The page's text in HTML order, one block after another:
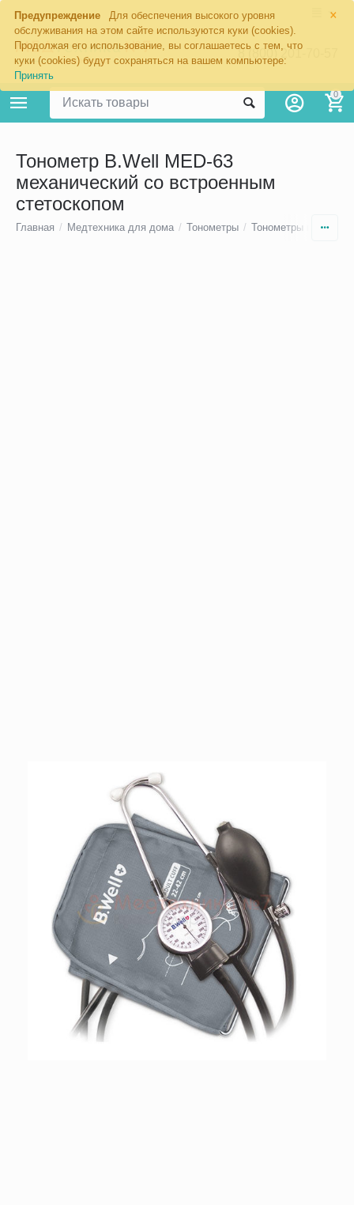
×
Предупреждение
Для обеспечения высокого уровня
обслуживания на этом сайте используются куки (cookies).
Продолжая его использование, вы соглашаетесь с тем, что
куки (cookies) будут сохраняться на вашем компьютере:
Принять
8 (800) 201-70-57
0
Тонометр B.Well MED-63
механический со встроенным
стетоскопом
Главная / Медтехника для дома / Тонометры / Тонометры на плечо